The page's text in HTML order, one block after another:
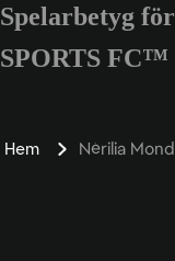
Ange
Spelarbetyg
SPORTS FC™
Hem Nérilia